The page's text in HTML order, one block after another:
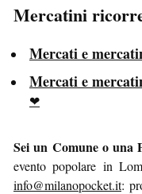
Mercatini
Mercati e
Mercati e
Sei un Comune o una
evento popolare in
info@milanopocket.it: